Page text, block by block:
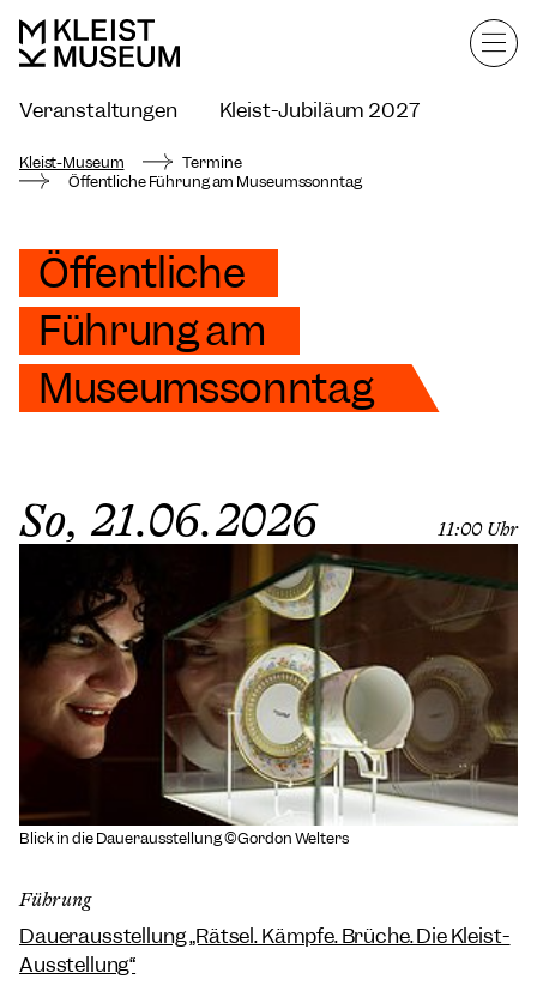
Veranstaltungen
Kleist-Jubiläum 2027
Kleist-Museum mieten
Kleist-Museum
Termine
Öffentliche Führung am Museumssonntag
Öffentliche
Führung am
Museumssonntag
So, 21.06.2026 11:00 Uhr
Blick in die Dauerausstellung ©Gordon Welters
Führung
Dauerausstellung „Rätsel. Kämpfe. Brüche. Die Kleist-
Ausstellung“